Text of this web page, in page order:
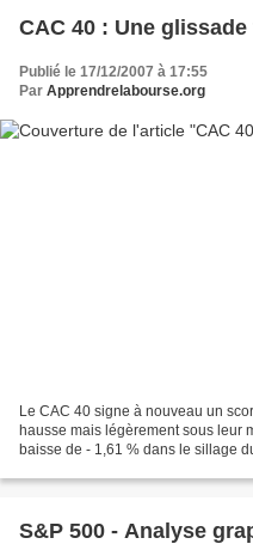
CAC 40 : Une
Publié le 17/12/2007 à 17:55
Par Apprendrelabourse.org
Le CAC 40 signe à nouveau un
hausse mais légèrement sous leur
baisse de - 1,61 % dans le sillage
S&P 500 - Analyse